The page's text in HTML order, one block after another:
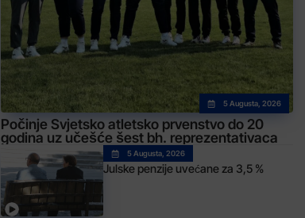
5 Augusta, 2026
Počinje Svjetsko atletsko prvenstvo do 20
godina uz učešće šest bh. reprezentativaca
5 Augusta, 2026
Julske penzije uvećane za 3,5 %